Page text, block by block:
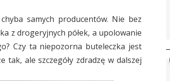
samych producentów. Nie bez
z drogeryjnych półek, a upolowanie
Czy ta niepozorna buteleczka jest
ale szczegóły zdradzę w dalszej